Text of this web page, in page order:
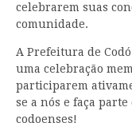
celebrarem suas
comunidade.
A Prefeitura de
uma celebração
participarem
se a nós e faça parte
codoenses!